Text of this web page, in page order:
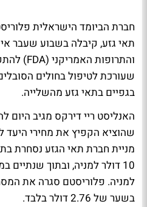
חברת הביומד הישראלית
תאי גזע, קיבלה בשבוע שעבר
שעורכת לטיפול בחולים
בגפיים בתאי גזע מהשלייה.
האנליסט ריי דירקס מגיב היום
שהוציא הקפיץ את מחירי היעד
למניה. פלוריסטם סגרה את
בשער של 2.76 דולר בלבד.